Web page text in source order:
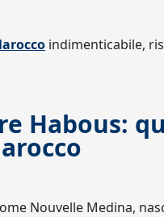
indimenticabile,
Habous:
Nouvelle Medina,